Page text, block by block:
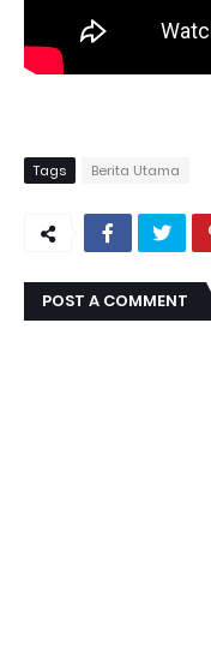
Tags Berita Utama
POST A COMMENT